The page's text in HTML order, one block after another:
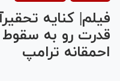
فیلم| کنایه
قدرت رو به
احمقانه ترامپ